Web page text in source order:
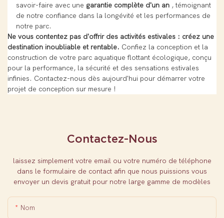
savoir-faire avec une garantie complète d'un an, témoignant
de notre confiance dans la longévité et les performances de
notre parc.
Ne vous contentez pas d'offrir des activités estivales : créez une
destination inoubliable et rentable. Confiez la conception et la
construction de votre parc aquatique flottant écologique, conçu
pour la performance, la sécurité et des sensations estivales
infinies. Contactez-nous dès aujourd'hui pour démarrer votre
projet de conception sur mesure !
Contactez-Nous
laissez simplement votre email ou votre numéro de téléphone
dans le formulaire de contact afin que nous puissions vous
envoyer un devis gratuit pour notre large gamme de modèles
Nom